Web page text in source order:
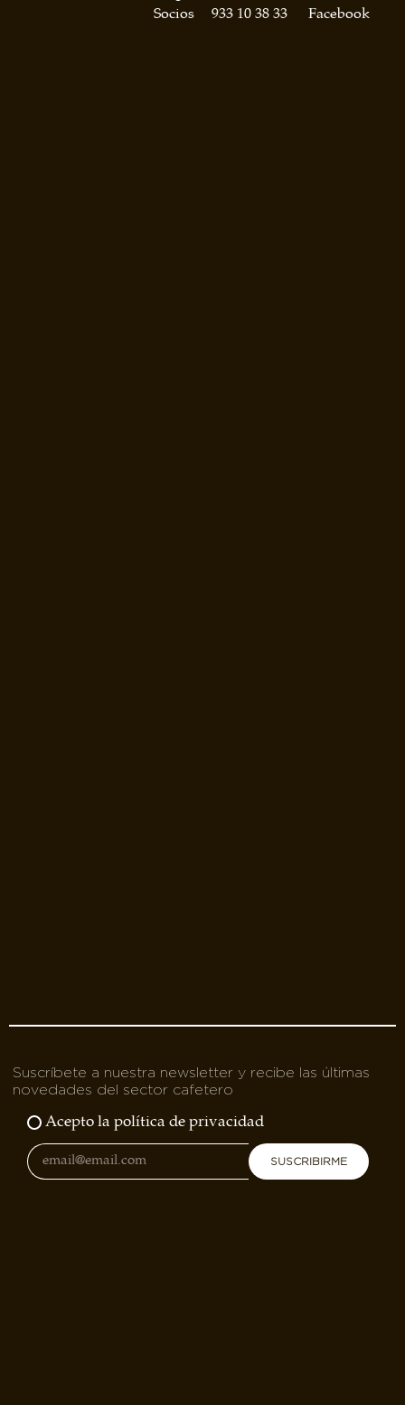
Socios
933 10 38 33
Facebook
Suscríbete a nuestra newsletter y recibe las últimas
novedades del sector cafetero
Acepto la política de privacidad
SUSCRIBIRME